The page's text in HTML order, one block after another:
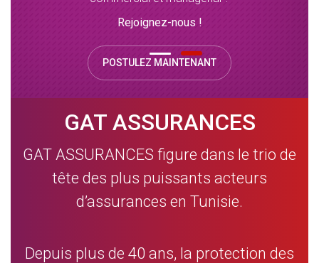
Rejoignez-nous !
POSTULEZ MAINTENANT
GAT ASSURANCES
GAT ASSURANCES figure dans le trio de
tête des plus puissants acteurs
d’assurances en Tunisie.
Depuis plus de 40 ans, la protection des